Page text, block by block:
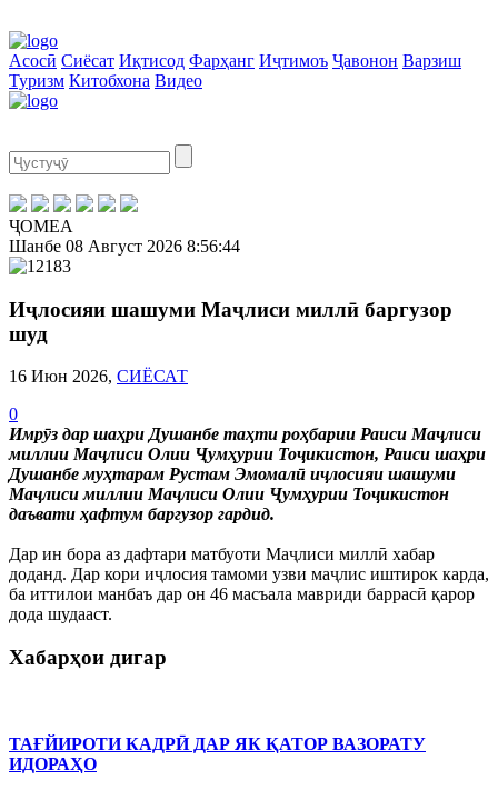
Асосӣ Сиёсат Иқтисод Фарҳанг Иҷтимоъ Ҷавонон Варзиш
Туризм Китобхона Видео
ҶОМЕА
Шанбе 08 Август 2026 8:56:45
Иҷлосияи шашуми Маҷлиси миллӣ баргузор
шуд
16 Июн 2026, СИЁСАТ
0
Имрӯз дар шаҳри Душанбе таҳти роҳбарии Раиси Маҷлиси
миллии Маҷлиси Олии Ҷумҳурии Тоҷикистон, Раиси шаҳри
Душанбе муҳтарам Рустам Эмомалӣ иҷлосияи шашуми
Маҷлиси миллии Маҷлиси Олии Ҷумҳурии Тоҷикистон
даъвати ҳафтум баргузор гардид.
Дар ин бора аз дафтари матбуоти Маҷлиси миллӣ хабар
доданд. Дар кори иҷлосия тамоми узви маҷлис иштирок карда,
ба иттилои манбаъ дар он 46 масъала мавриди баррасӣ қарор
дода шудааст.
Хабарҳои дигар
ТАҒЙИРОТИ КАДРӢ ДАР ЯК ҚАТОР ВАЗОРАТУ
ИДОРАҲО